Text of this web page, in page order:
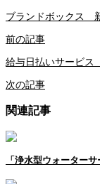
ブランドボックス
前の記事
給与日払いサービ
次の記事
関連記事
「浄水型ウォーター